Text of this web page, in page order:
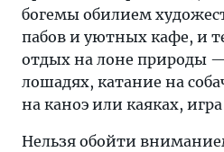
богемы обилием
пабов и уютных кафе, и
отдых на лоне природы
лошадях, катание на
на каноэ или каяках,
Нельзя обойти